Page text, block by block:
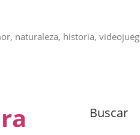
naturaleza, historia,
Buscar